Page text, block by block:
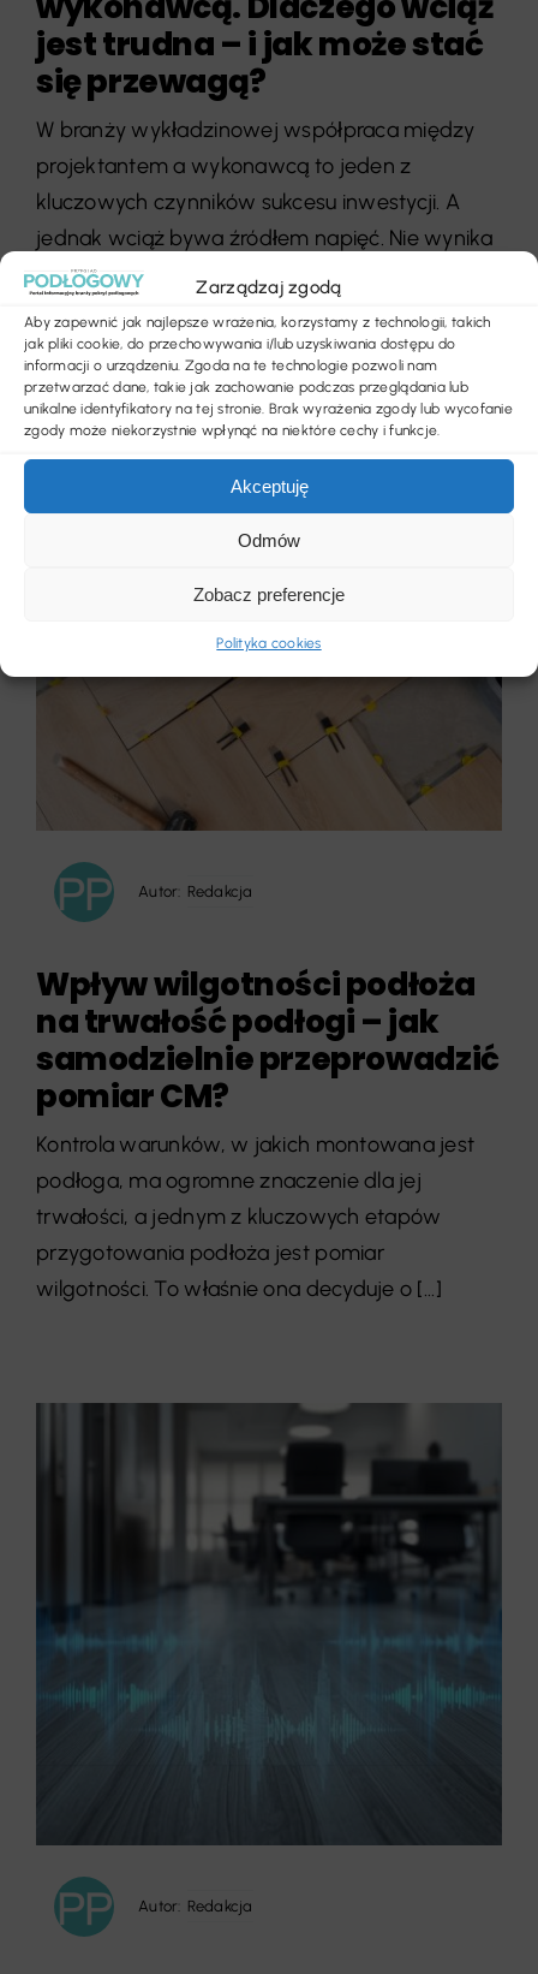
Zarządzaj zgodą
Aby zapewnić jak najlepsze wrażenia, korzystamy z technologii, takich
jak pliki cookie, do przechowywania i/lub uzyskiwania dostępu do
informacji o urządzeniu. Zgoda na te technologie pozwoli nam
przetwarzać dane, takie jak zachowanie podczas przeglądania lub
unikalne identyfikatory na tej stronie. Brak wyrażenia zgody lub wycofanie
zgody może niekorzystnie wpłynąć na niektóre cechy i funkcje.
Akceptuję
Odmów
Zobacz preferencje
Polityka cookies
jest trudna – i jak może stać
się przewagą?
W branży wykładzinowej współpraca między
projektantem a wykonawcą to jeden z
kluczowych czynników sukcesu inwestycji. A
jednak wciąż bywa źródłem napięć. Nie wynika
to ze złej woli, lecz [...]
Autor: Redakcja
Wpływ wilgotności podłoża
na trwałość podłogi – jak
samodzielnie przeprowadzić
pomiar CM?
Kontrola warunków, w jakich montowana jest
podłoga, ma ogromne znaczenie dla jej
trwałości, a jednym z kluczowych etapów
przygotowania podłoża jest pomiar
wilgotności. To właśnie ona decyduje o [...]
Autor: Redakcja